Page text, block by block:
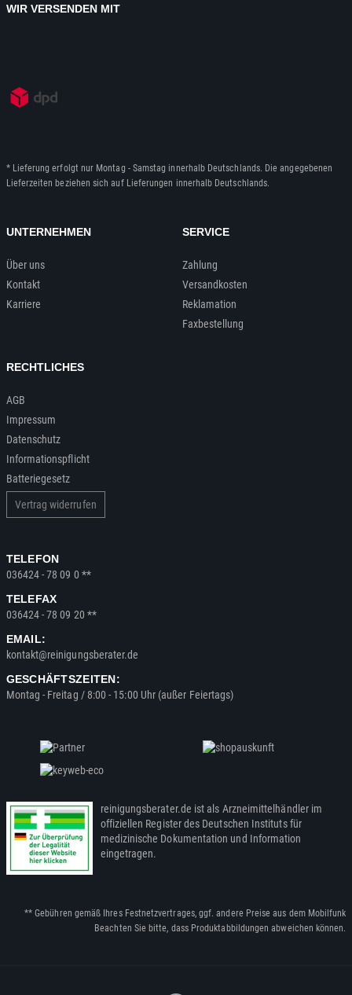
WIR VERSENDEN MIT
* Lieferung erfolgt nur Montag - Samstag innerhalb Deutschlands. Die angegebenen
Lieferzeiten beziehen sich auf Lieferungen innerhalb Deutschlands.
UNTERNEHMEN
Über uns
Kontakt
Karriere
SERVICE
Zahlung
Versandkosten
Reklamation
Faxbestellung
RECHTLICHES
AGB
Impressum
Datenschutz
Informationspflicht
Batteriegesetz
Vertrag widerrufen
TELEFON
036424 - 78 09 0 **
TELEFAX
036424 - 78 09 20 **
EMAIL:
kontakt@reinigungsberater.de
GESCHÄFTSZEITEN:
Montag - Freitag / 8:00 - 15:00 Uhr (außer Feiertags)
reinigungsberater.de ist als Arzneimittelhändler im
offiziellen Register des Deutschen Instituts für
medizinische Dokumentation und Information
eingetragen.
** Gebühren gemäß Ihres Festnetzvertrages, ggf. andere Preise aus dem Mobilfunk
Beachten Sie bitte, dass Produktabbildungen abweichen können.